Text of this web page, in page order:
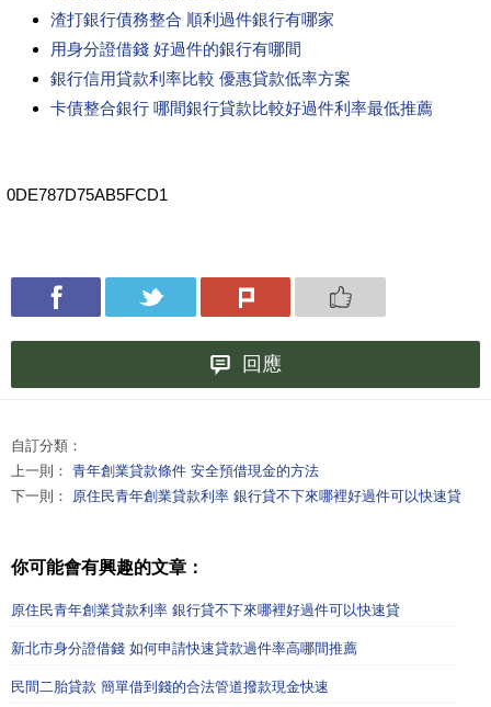
渣打銀行債務整合 順利過件銀行有哪家
用身分證借錢 好過件的銀行有哪間
銀行信用貸款利率比較 優惠貸款低率方案
卡債整合銀行 哪間銀行貸款比較好過件利率最低推薦
0DE787D75AB5FCD1
回應
自訂分類：
上一則： 青年創業貸款條件 安全預借現金的方法
下一則： 原住民青年創業貸款利率 銀行貸不下來哪裡好過件可以快速貸
你可能會有興趣的文章：
原住民青年創業貸款利率 銀行貸不下來哪裡好過件可以快速貸
新北市身分證借錢 如何申請快速貸款過件率高哪間推薦
民間二胎貸款 簡單借到錢的合法管道撥款現金快速